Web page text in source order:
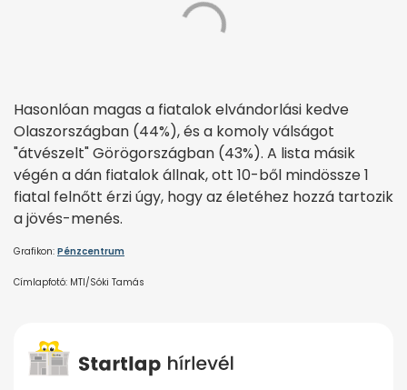
Hasonlóan magas a fiatalok elvándorlási kedve
Olaszországban (44%), és a komoly válságot
"átvészelt" Görögországban (43%). A lista másik
végén a dán fiatalok állnak, ott 10-ből mindössze 1
fiatal felnőtt érzi úgy, hogy az életéhez hozzá tartozik
a jövés-menés.
Grafikon: Pénzcentrum
Címlapfotó: MTI/Sóki Tamás